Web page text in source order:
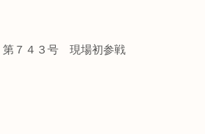
第７４３号 現場初参戦